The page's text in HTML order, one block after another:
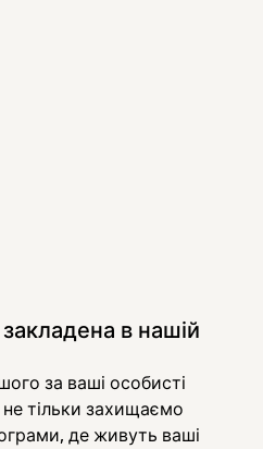
в нашій
за ваші особисті
тільки захищаємо
де живуть ваші